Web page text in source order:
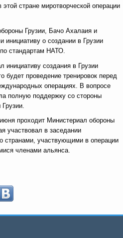
стране миротворческой операции
Грузии, Бачо Ахалаия и
инициативу о создании в Грузии
по стандартам НАТО.
инициативу создания в Грузии
будет проведение тренировок перед
операциях. В вопросе
полную поддержку со стороны
проходит Министериал обороны
участвовал в заседании
странами, участвующими в операции
членами альянса.